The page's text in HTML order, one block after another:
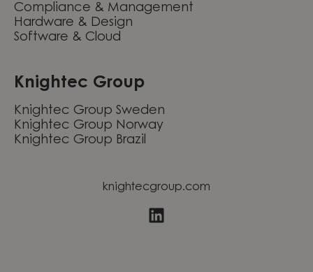
Compliance & Management
Hardware & Design
Software & Cloud
Knightec Group
Knightec Group Sweden
Knightec Group Norway
Knightec Group Brazil
knightecgroup.com